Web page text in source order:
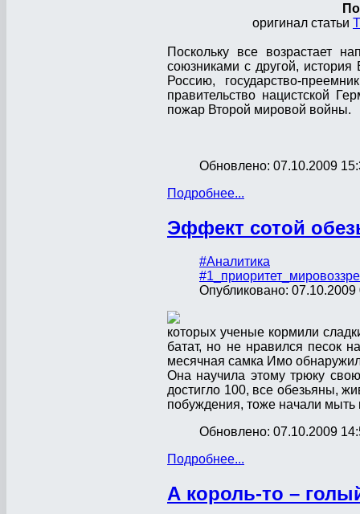
оригинал статьи
Поскольку все возрастает
союзниками с другой,
Россию, государство-
правительство нацистской
пожар Второй мировой войны.
Обновлено: 07.10.2009
Подробнее...
Эффект сотой
#Аналитика
Опубликовано: 07.10.2009
которых ученые кормили
батат, но не нравился песок
месячная самка Имо
Она научила этому трюку
достигло 100, все обезьяны,
побуждения, тоже начали мыть
Обновлено: 07.10.2009
Подробнее...
А король-то –